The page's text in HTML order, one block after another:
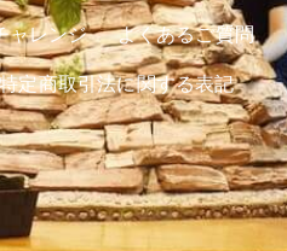
ャレンジ よくあるご質問
特定商取引法に関する表記